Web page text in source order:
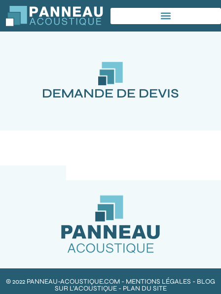
DEMANDE DE DEVIS
© 2022 PANNEAU-ACOUSTIQUE.COM - MENTIONS LÉGALES - BLOG
SUR L’ACOUSTIQUE- PLAN DU SITE